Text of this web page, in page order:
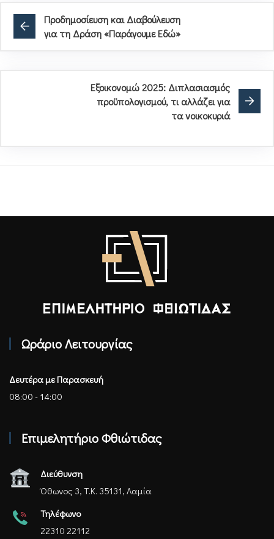
Προδημοσίευση και Διαβούλευση
για τη Δράση «Παράγουμε Εδώ»
Εξοικονομώ 2025: Διπλασιασμός
προϋπολογισμού, τι αλλάζει για
τα νοικοκυριά
Ωράριο Λειτουργίας
Δευτέρα με Παρασκευή
08:00 - 14:00
Επιμελητήριο Φθιώτιδας
Διεύθυνση
Όθωνος 3, Τ.Κ. 35131, Λαμία
Τηλέφωνο
22310 22112